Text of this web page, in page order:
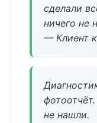
сделали
ничего не
— Клиент
не нашли.